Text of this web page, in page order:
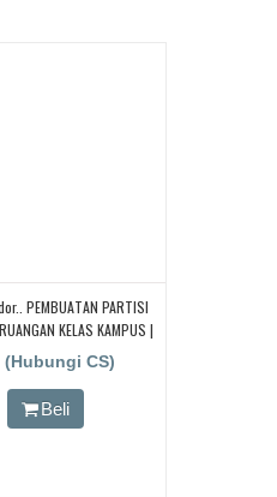
PEMBUATAN PARTISI
KELAS KAMPUS |
UI | UNJ| UGM| PAKUAN|
TRISAKTI
(Hubungi CS)
Beli